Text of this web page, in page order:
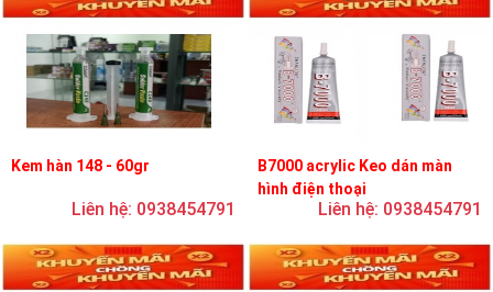
Kem hàn 148 - 60gr
Liên hệ: 0938454791
B7000 acrylic Keo dán màn
hình điện thoại
Liên hệ: 0938454791